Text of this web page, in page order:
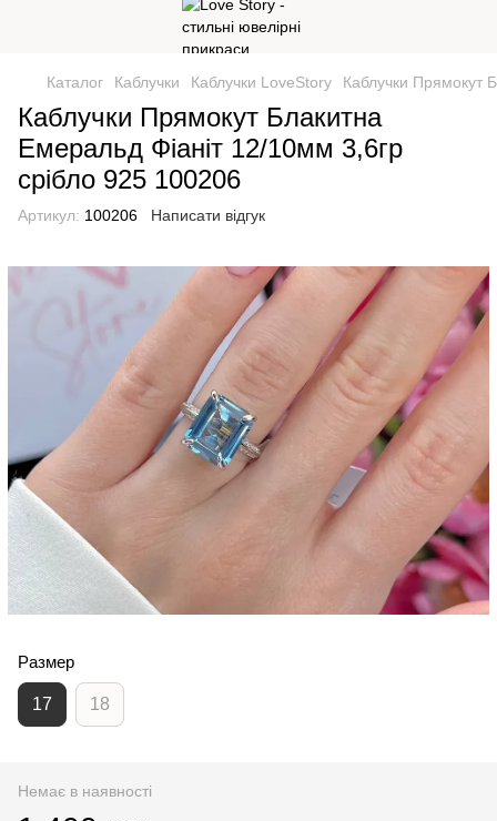
Каталог Каблучки Каблучки LoveStory Каблучки Прямокут
Каблучки Прямокут Блакитна
Емеральд Фіаніт 12/10мм 3,6гр
срібло 925 100206
Артикул: 100206 Написати відгук
Размер
17 18
Немає в наявності